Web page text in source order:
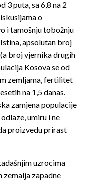
3 puta, sa 6,8 na 2
o
i tamošnju tobožnju
apsolutan broj
broj vjernika drugih
Kosova se od
zemljama, fertilitet
na 1,5 danas.
zamjena populacije
umiru i ne
proizvedu prirast
uzrocima
zemalja zapadne